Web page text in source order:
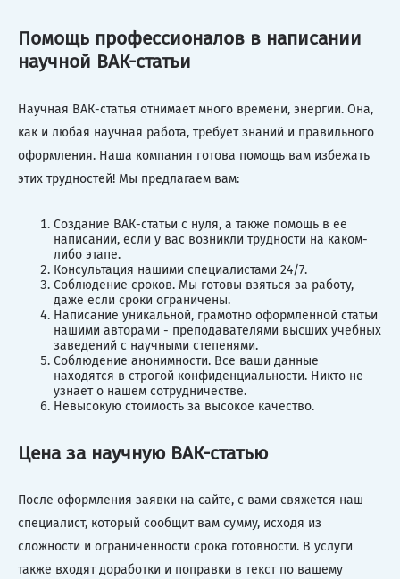
Помощь профессионалов в написании
научной ВАК-статьи
Научная ВАК-статья отнимает много времени, энергии. Она,
как и любая научная работа, требует знаний и правильного
оформления. Наша компания готова помощь вам избежать
этих трудностей! Мы предлагаем вам:
Создание ВАК-статьи с нуля, а также помощь в ее
написании, если у вас возникли трудности на каком-
либо этапе.
Консультация нашими специалистами 24/7.
Соблюдение сроков. Мы готовы взяться за работу,
даже если сроки ограничены.
Написание уникальной, грамотно оформленной статьи
нашими авторами - преподавателями высших учебных
заведений с научными степенями.
Соблюдение анонимности. Все ваши данные
находятся в строгой конфиденциальности. Никто не
узнает о нашем сотрудничестве.
Невысокую стоимость за высокое качество.
Цена за научную ВАК-статью
После оформления заявки на сайте, с вами свяжется наш
специалист, который сообщит вам сумму, исходя из
сложности и ограниченности срока готовности. В услуги
также входят доработки и поправки в текст по вашему